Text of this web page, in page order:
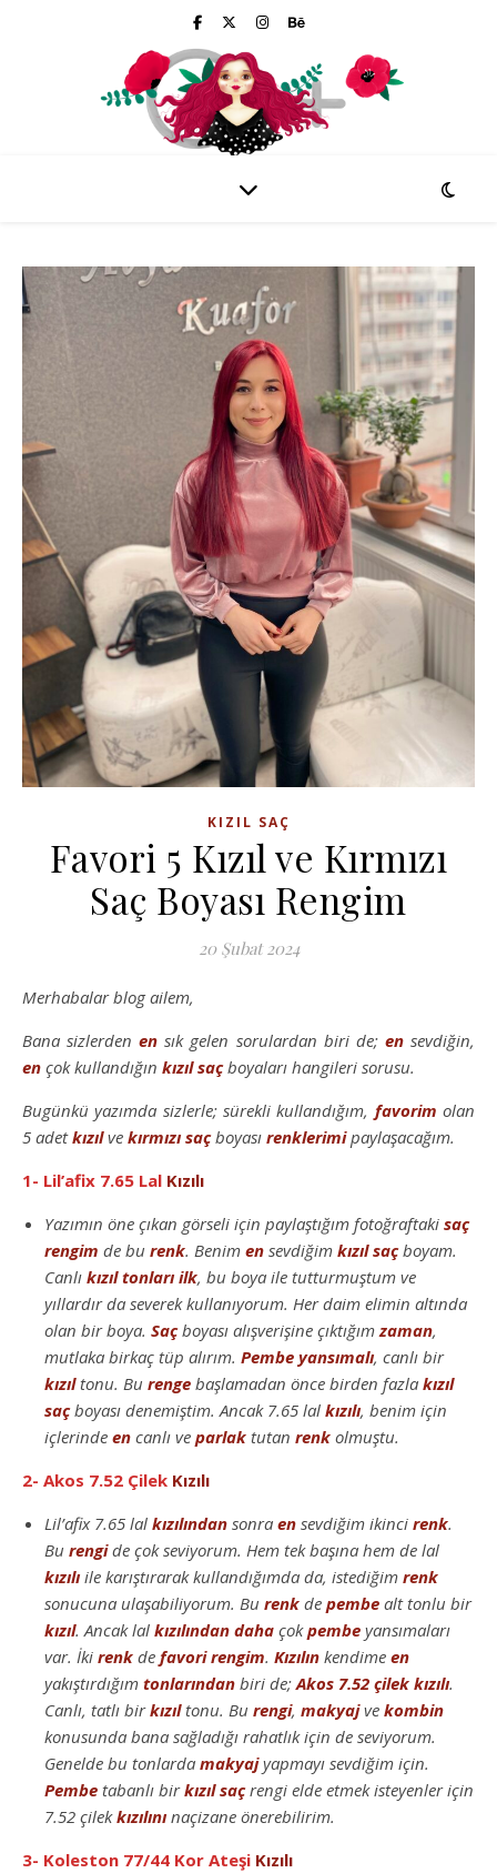
KIZIL SAÇ
Favori 5 Kızıl ve Kırmızı
Saç Boyası Rengim
20 Şubat 2024
Merhabalar blog ailem,
Bana sizlerdenen sık gelen sorulardan biri de; ensevdiğin,
en çok kullandığın kızıl saçboyaları hangileri sorusu.
Bugünkü yazımda sizlerle; sürekli kullandığım, favorim olan
5 adetkızılve kırmızı saçboyası renklerimipaylaşacağım.
1- Lil’afix 7.65 Lal Kızılı
Yazımın öne çıkan görseli için paylaştığım fotoğraftaki saç
rengim de bu renk. Benim en sevdiğim kızıl saçboyam.
Canlı kızıl tonları ilk, bu boya ile tutturmuştum ve
yıllardır da severek kullanıyorum. Her daim elimin altında
olan bir boya. Saçboyası alışverişine çıktığımzaman,
mutlaka birkaç tüp alırım. Pembe yansımalı, canlı bir
kızıltonu. Bu renge başlamadan önce birden fazla kızıl
saçboyası denemiştim. Ancak 7.65 lal kızılı, benim için
içlerinde en canlı ve parlak tutan renk olmuştu.
2- Akos 7.52 Çilek Kızılı
Lil’afix 7.65 lal kızılından sonra en sevdiğim ikinci renk.
Bu rengide çok seviyorum. Hem tek başına hem de lal
kızılıile karıştırarak kullandığımda da, istediğim renk
sonucuna ulaşabiliyorum. Bu renk de pembe alt tonlu bir
kızıl. Ancak lal kızılından daha çokpembe yansımaları
var. İki renk de favori rengim. Kızılın kendime en
yakıştırdığım tonlarından biri de;Akos 7.52 çilek kızılı.
Canlı, tatlı birkızıltonu. Bu rengi, makyajve kombin
konusunda bana sağladığı rahatlık için de seviyorum.
Genelde bu tonlarda makyajyapmayı sevdiğim için.
Pembe tabanlı birkızıl saçrengi elde etmek isteyenler için
7.52 çilekkızılınınaçizane önerebilirim.
3- Koleston 77/44 Kor Ateşi Kızılı